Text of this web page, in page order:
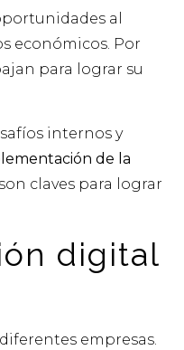
al
económicos. Por
para lograr su
internos y
de la
son claves para lograr
digital
empresas.